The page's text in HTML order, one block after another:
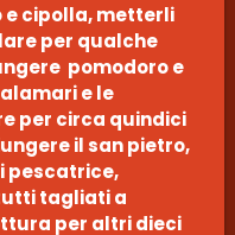
e cipolla, metterli
per qualche
pomodoro e
e le
per circa quindici
il san pietro,
pescatrice,
tagliati a
per altri dieci